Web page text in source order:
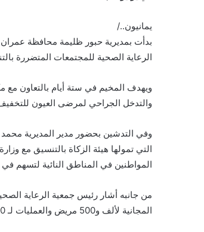
يمانيون../
الرعاية الصحية للمجتمعات المتضررة
ويهدف المخيم في ستة أيام بالتعاون مع
والتدخل الجراحي لمرضى العيون
وفي التدشين بحضور مدير المديرية محمد
التي تمولها هيئة الزكاة بالتنسيق مع
المواطنين في المناطق النائية لتسهم في
من جانبه أشار رئيس جمعية الرعاية
المجانية لألف و500 مريض والعمليات لـ 200 حالة في المياه البيضاء وإزالة ظفرة الملتحمة، والأكياس الدهنية من الجفون.